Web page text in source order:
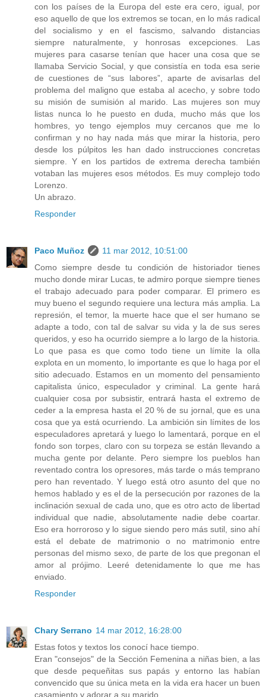
con los países de la Europa del este era cero, igual, por
eso aquello de que los extremos se tocan, en lo más radical
del socialismo y en el fascismo, salvando distancias
siempre naturalmente, y honrosas excepciones. Las
mujeres para casarse tenían que hacer una cosa que se
llamaba Servicio Social, y que consistía en toda esa serie
de cuestiones de “sus labores”, aparte de avisarlas del
problema del maligno que estaba al acecho, y sobre todo
su misión de sumisión al marido. Las mujeres son muy
listas nunca lo he puesto en duda, mucho más que los
hombres, yo tengo ejemplos muy cercanos que me lo
confirman y no hay nada más que mirar la historia, pero
desde los púlpitos les han dado instrucciones concretas
siempre. Y en los partidos de extrema derecha también
votaban las mujeres esos métodos. Es muy complejo todo
Lorenzo.
Un abrazo.
Responder
Paco Muñoz
11 mar 2012, 10:51:00
Como siempre desde tu condición de historiador tienes
mucho donde mirar Lucas, te admiro porque siempre tienes
el trabajo adecuado para poder comparar. El primero es
muy bueno el segundo requiere una lectura más amplia. La
represión, el temor, la muerte hace que el ser humano se
adapte a todo, con tal de salvar su vida y la de sus seres
queridos, y eso ha ocurrido siempre a lo largo de la historia.
Lo que pasa es que como todo tiene un límite la olla
explota en un momento, lo importante es que lo haga por el
sitio adecuado. Estamos en un momento del pensamiento
capitalista único, especulador y criminal. La gente hará
cualquier cosa por subsistir, entrará hasta el extremo de
ceder a la empresa hasta el 20 % de su jornal, que es una
cosa que ya está ocurriendo. La ambición sin límites de los
especuladores apretará y luego lo lamentará, porque en el
fondo son torpes, claro con su torpeza se están llevando a
mucha gente por delante. Pero siempre los pueblos han
reventado contra los opresores, más tarde o más temprano
pero han reventado. Y luego está otro asunto del que no
hemos hablado y es el de la persecución por razones de la
inclinación sexual de cada uno, que es otro acto de libertad
individual que nadie, absolutamente nadie debe coartar.
Eso era horroroso y lo sigue siendo pero más sutil, sino ahí
está el debate de matrimonio o no matrimonio entre
personas del mismo sexo, de parte de los que pregonan el
amor al prójimo. Leeré detenidamente lo que me has
enviado.
Responder
Chary Serrano 14 mar 2012, 16:28:00
Estas fotos y textos los conocí hace tiempo.
Eran "consejos" de la Sección Femenina a niñas bien, a las
que desde pequeñitas sus papás y entorno las habían
convencido que su única meta en la vida era hacer un buen
casamiento y adorar a su marido.